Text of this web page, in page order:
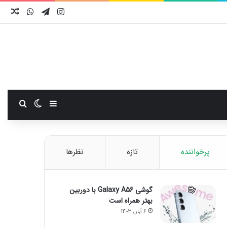
اینستاگرام
تلگرام واتس
سایدبارتغییر
پرخواننده تازه نظرها
گوشی Galaxy A56 با دوربین
بهتر همراه است
6 آبان 1403